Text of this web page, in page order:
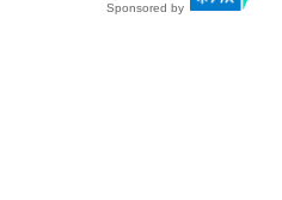
Sponsored by